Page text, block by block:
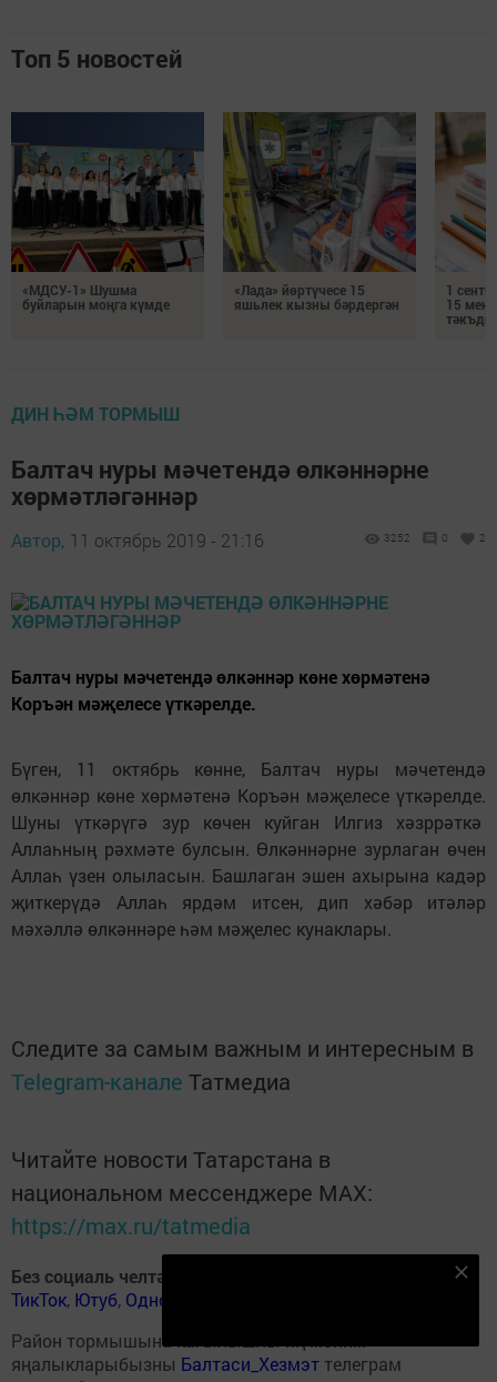
Топ 5 новостей
«МДСУ-1» Шушма
буйларын моңга күмде
«Лада» йөртүчесе 15
яшьлек кызны бәрдергән
1
15 мең
ДИН ҺӘМ ТОРМЫШ
Балтач нуры мәчетендә өлкәннәрне
хөрмәтләгәннәр
Автор, 11 октябрь 2019 - 21:16 3252 0 2
Балтач нуры мәчетендә өлкәннәр көне хөрмәтенә
Коръән мәҗелесе үткәрелде.
Бүген, 11 октябрь көнне, Балтач нуры мәчетендә
өлкәннәр көне хөрмәтенә Коръән мәҗелесе үткәрелде.
Шуны үткәрүгә зур көчен куйган Илгиз хәзррәткә
Аллаһның рәхмәте булсын. Өлкәннәрне зурлаган өчен
Аллаһ үзен олыласын. Башлаган эшен ахырына кадәр
җиткерүдә Аллаһ ярдәм итсен, дип хәбәр итәләр
мәхәллә өлкәннәре һәм мәҗелес кунаклары.
Следите за самым важным и интересным в
Telegram-канале Татмедиа
Читайте новости Татарстана в
национальном мессенджере MАХ:
https://max.ru/tatmedia
Без социаль челтәрләрдә
ТикТок, Ютуб, Одноклассники
Район тормышына кагылышлы иң мөһим
яңалыкларыбызны Балтаси_Хезмэт телеграм